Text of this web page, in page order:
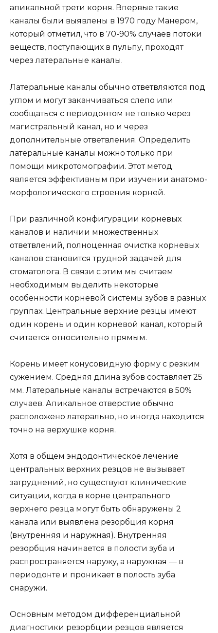
апикальной трети корня. Впервые такие
каналы были выявлены в 1970 году Манером,
который отметил, что в 70-90% случаев потоки
веществ, поступающих в пульпу, проходят
через латеральные каналы.
Латеральные каналы обычно ответвляются под
углом и могут заканчиваться слепо или
сообщаться с периодонтом не только через
магистральный канал, но и через
дополнительные ответвления. Определить
латеральные каналы можно только при
помощи микротомографии. Этот метод
является эффективным при изучении анатомо-
морфологического строения корней.
При различной конфигурации корневых
каналов и наличии множественных
ответвлений, полноценная очистка корневых
каналов становится трудной задачей для
стоматолога. В связи с этим мы считаем
необходимым выделить некоторые
особенности корневой системы зубов в разных
группах. Центральные верхние резцы имеют
один корень и один корневой канал, который
считается относительно прямым.
Корень имеет конусовидную форму с резким
сужением. Средняя длина зубов составляет 25
мм. Латеральные каналы встречаются в 50%
случаев. Апикальное отверстие обычно
расположено латерально, но иногда находится
точно на верхушке корня.
Хотя в общем эндодонтическое лечение
центральных верхних резцов не вызывает
затруднений, но существуют клинические
ситуации, когда в корне центрального
верхнего резца могут быть обнаружены 2
канала или выявлена резорбция корня
(внутренняя и наружная). Внутренняя
резорбция начинается в полости зуба и
распространяется наружу, а наружная — в
периодонте и проникает в полость зуба
снаружи.
Основным методом дифференциальной
диагностики резорбции резцов является